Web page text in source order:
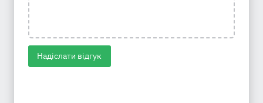
Надіслати відгук